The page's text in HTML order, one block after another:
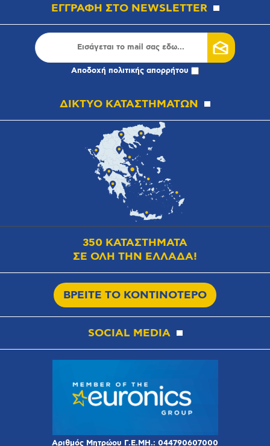
ΕΓΓΡΑΦΗ ΣΤΟ NEWSLETTER
Αποδοχή πολιτικής απορρήτου
ΔΙΚΤΥΟ ΚΑΤΑΣΤΗΜΑΤΩΝ
350 ΚΑΤΑΣΤΗΜΑΤΑ
ΣΕ ΟΛΗ ΤΗΝ ΕΛΛΑΔΑ!
ΒΡΕΙΤΕ ΤΟ ΚΟΝΤΙΝΟΤΕΡΟ
SOCIAL MEDIA